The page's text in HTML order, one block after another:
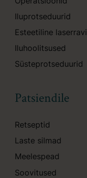
Iluprotseduurid
Esteetiline laserravi
Iluhoolitsused
Süsteprotseduurid
Patsiendile
Retseptid
Laste silmad
Meelespead
Soovitused